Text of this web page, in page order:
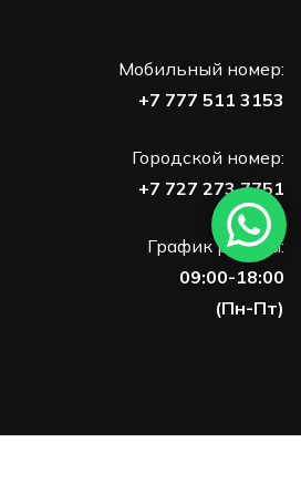
Мобильный номер:
+7 777 511 3153
Городской номер:
+7 727 273 7751
График работы:
09:00-18:00
(Пн-Пт)